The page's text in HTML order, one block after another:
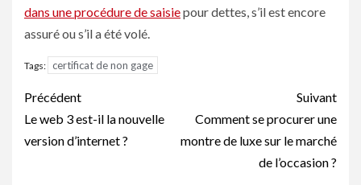
dans une procédure de saisiepour dettes, s’il est encore
assuré ou s’il a été volé.
Tags: certificat de non gage
Navigation
d’article
Précédent
Le web 3 est-il la nouvelle
version d’internet ?
Suivant
Comment se procurer une
montre de luxe sur le marché
de l’occasion ?